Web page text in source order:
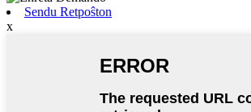
Sendu Retpoŝton
x